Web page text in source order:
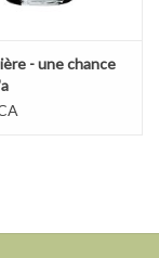
- une chance